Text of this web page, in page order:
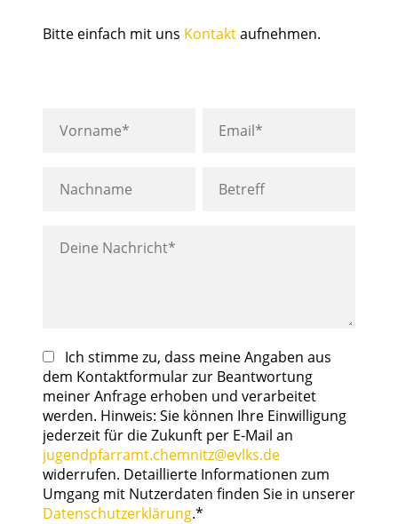
Bitte einfach mit uns Kontaktaufnehmen.
Ich stimme zu, dass meine Angaben aus
dem Kontaktformular zur Beantwortung
meiner Anfrage erhoben und verarbeitet
werden. Hinweis: Sie können Ihre Einwilligung
jederzeit für die Zukunft per E-Mail an
jugendpfarramt.chemnitz@evlks.de
widerrufen. Detaillierte Informationen zum
Umgang mit Nutzerdaten finden Sie in unserer
Datenschutzerklärung.*